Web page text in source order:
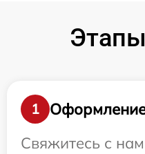
1
Свяжитесь с